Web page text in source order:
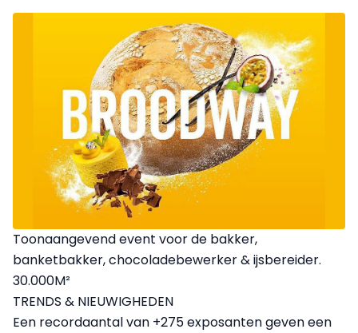
Toonaangevend event voor de bakker,
banketbakker, chocoladebewerker & ijsbereider.
30.000M²
TRENDS & NIEUWIGHEDEN
Een recordaantal van +275 exposanten geven een